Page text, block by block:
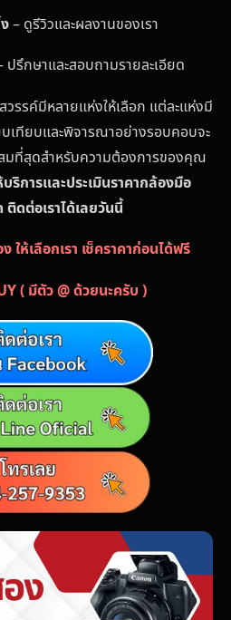
– ดูรีวิวและผลงานของเรา
ปรึกษาและสอบถามรายละเอียด
รรค์มีหลายแห่งให้เลือก แต่ละแห่งมี
เทียบและพิจารณาอย่างรอบคอบจะ
มที่สุดสำหรับความต้องการของคุณ
ริการและประเมินราคากล้องมือ
ดต่อเราได้เลยวันนี้
ให้เลือกเรา เช็คราคาก่อนได้ฟรี
( มีตัว @ ด้วยนะครับ )